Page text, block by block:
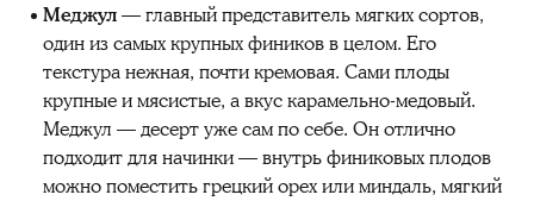
Меджул— главный представитель мягких сортов,
один из самых крупныхфиниковв целом. Его
текстура нежная, почти кремовая. Самиплоды
крупные и мясистые, авкускарамельно-медовый.
Меджул — десерт уже сам по себе. Он отлично
подходит для начинки — внутрьфиниковыхплодов
можно поместить грецкий орех или миндаль, мягкий